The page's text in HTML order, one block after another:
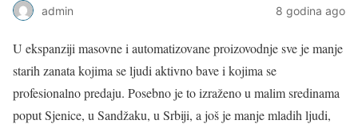
admin 8 godina ago
U ekspanziji masovne i automatizovane proizovodnje sve je manje
starih zanata kojima se ljudi aktivno bave i kojima se
profesionalno predaju. Posebno je to izraženo u malim sredinama
poput Sjenice, u Sandžaku, u Srbiji, a još je manje mladih ljudi,